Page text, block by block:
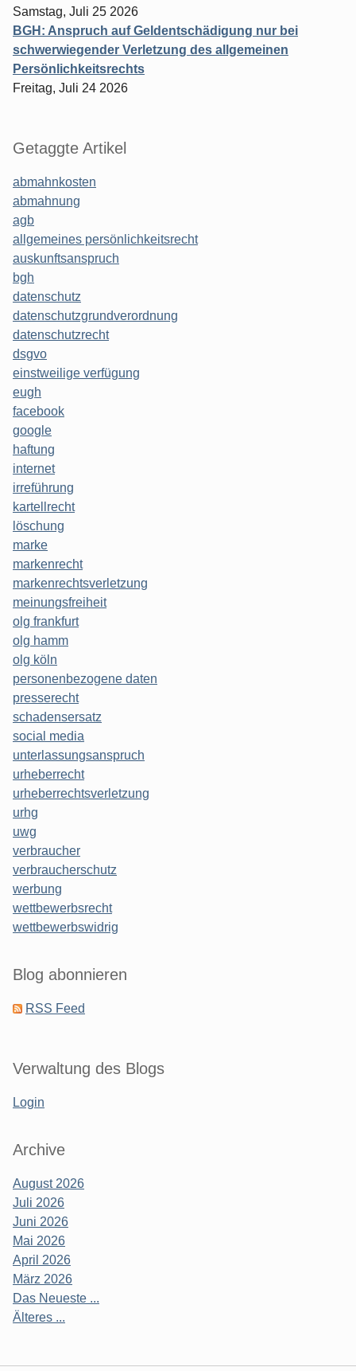
Samstag, Juli 25 2026
BGH: Anspruch auf Geldentschädigung nur bei
schwerwiegender Verletzung des allgemeinen
Persönlichkeitsrechts
Freitag, Juli 24 2026
Getaggte Artikel
abmahnkosten
abmahnung
agb
allgemeines persönlichkeitsrecht
auskunftsanspruch
bgh
datenschutz
datenschutzgrundverordnung
datenschutzrecht
dsgvo
einstweilige verfügung
eugh
facebook
google
haftung
internet
irreführung
kartellrecht
löschung
marke
markenrecht
markenrechtsverletzung
meinungsfreiheit
olg frankfurt
olg hamm
olg köln
personenbezogene daten
presserecht
schadensersatz
social media
unterlassungsanspruch
urheberrecht
urheberrechtsverletzung
urhg
uwg
verbraucher
verbraucherschutz
werbung
wettbewerbsrecht
wettbewerbswidrig
Blog abonnieren
RSS Feed
Verwaltung des Blogs
Login
Archive
August 2026
Juli 2026
Juni 2026
Mai 2026
April 2026
März 2026
Das Neueste ...
Älteres ...